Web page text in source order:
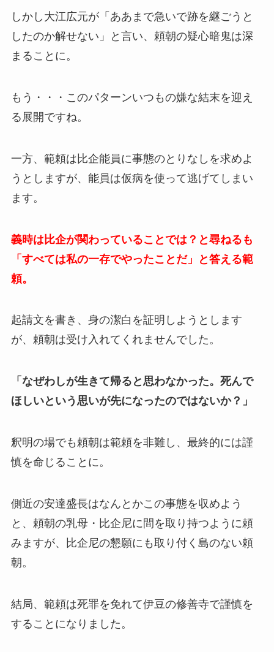
しかし大江広元が「ああまで急いで跡を継ごうと
したのか解せない」と言い、頼朝の疑心暗鬼は深
まることに。
もう・・・このパターンいつもの嫌な結末を迎え
る展開ですね。
一方、範頼は比企能員に事態のとりなしを求めよ
うとしますが、能員は仮病を使って逃げてしまい
ます。
義時は比企が関わっていることでは？と尋ねるも
「すべては私の一存でやったことだ」と答える範
頼。
起請文を書き、身の潔白を証明しようとします
が、頼朝は受け入れてくれませんでした。
「なぜわしが生きて帰ると思わなかった。死んで
ほしいという思いが先になったのではないか？」
釈明の場でも頼朝は範頼を非難し、最終的には謹
慎を命じることに。
側近の安達盛長はなんとかこの事態を収めよう
と、頼朝の乳母・比企尼に間を取り持つように頼
みますが、比企尼の懇願にも取り付く島のない頼
朝。
結局、範頼は死罪を免れて伊豆の修善寺で謹慎を
することになりました。